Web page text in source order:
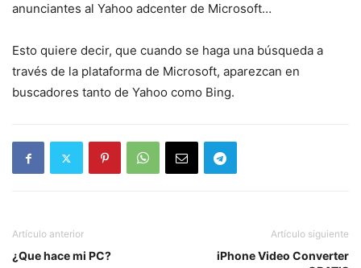
anunciantes al Yahoo adcenter de Microsoft…
Esto quiere decir, que cuando se haga una búsqueda a
través de la plataforma de Microsoft, aparezcan en
buscadores tanto de Yahoo como Bing.
Artículo anterior
¿Que hace mi PC?
Artículo siguiente
iPhone Video Converter